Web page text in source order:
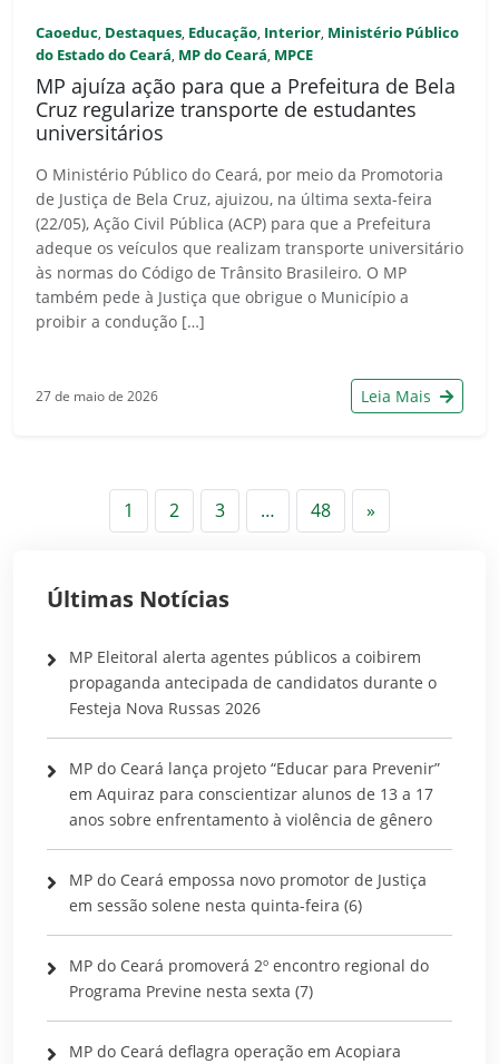
Caoeduc, Destaques, Educação, Interior, Ministério Público
do Estado do Ceará, MP do Ceará, MPCE
MP ajuíza ação para que a Prefeitura de Bela
Cruz regularize transporte de estudantes
universitários
O Ministério Público do Ceará, por meio da Promotoria
de Justiça de Bela Cruz, ajuizou, na última sexta-feira
(22/05), Ação Civil Pública (ACP) para que a Prefeitura
adeque os veículos que realizam transporte universitário
às normas do Código de Trânsito Brasileiro. O MP
também pede à Justiça que obrigue o Município a
proibir a condução […]
27 de maio de 2026 Leia Mais
1 2 3 … 48 »
Últimas Notícias
MP Eleitoral alerta agentes públicos a coibirem
propaganda antecipada de candidatos durante o
Festeja Nova Russas 2026
MP do Ceará lança projeto “Educar para Prevenir”
em Aquiraz para conscientizar alunos de 13 a 17
anos sobre enfrentamento à violência de gênero
MP do Ceará empossa novo promotor de Justiça
em sessão solene nesta quinta-feira (6)
MP do Ceará promoverá 2º encontro regional do
Programa Previne nesta sexta (7)
MP do Ceará deflagra operação em Acopiara